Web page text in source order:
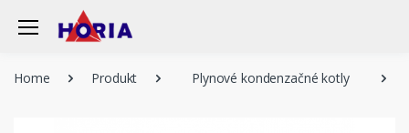
Home Produkt Plynové kondenzačné kotly